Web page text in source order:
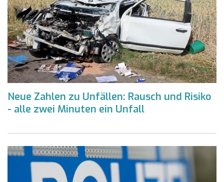
Neue Zahlen zu Unfällen: Rausch und Risiko
- alle zwei Minuten ein Unfall